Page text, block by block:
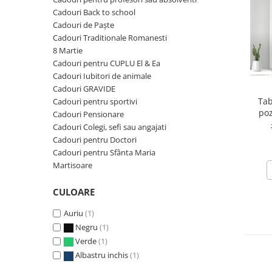
Cadouri barbati
Seturi cadou barbati
Seturi cadou barbati portofel si curea
Ceasuri pentru EL
Cadouri craciun barbati
Cadouri personalizate barbati
Cadouri copii
Cadouri copii bebelusi 0+
Lenjerii de pat Disney
Cadouri craciun copii
Colectia Disney
Sticlă pentru apa Personalizată
Sepci personalizate
Seturi cadou pentru copii KID's Collection
Etichete scolare
Sepci personalizate
Bannere personalizate scoli si gradinite
Caserole personalizate sandwich
Saculeti personalizati
Sticla de apa personalizata
Agende si caiete personalizate
Cadouri Back to school
Cadouri de Paște
Cadouri Traditionale Romanesti
8 Martie
Cadouri pentru CUPLU El & Ea
Cadouri Iubitori de animale
Cadouri GRAVIDE
Cadouri pentru sportivi
Cadouri Pensionare
Cadouri Colegi, sefi sau angajati
Cadouri pentru Doctori
Cadouri pentru Sfânta Maria
Martisoare
CULOARE
Auriu (1)
Negru (1)
Verde(1)
Albastru inchis(1)